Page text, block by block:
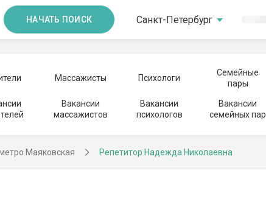
НАЧАТЬ ПОИСК Санкт-Петербург
Массажисты Психологи
Семейные
пары
Вакансии
массажистов
Вакансии
психологов
Вакансии
семейных пар
Маяковская Репетитор Надежда Николаевна